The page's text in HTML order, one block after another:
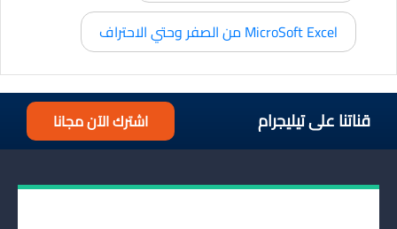
MicroSoft Excel من الصفر وحتي الاحتراف
قناتنا على تيليجرام اشترك الآن مجانا